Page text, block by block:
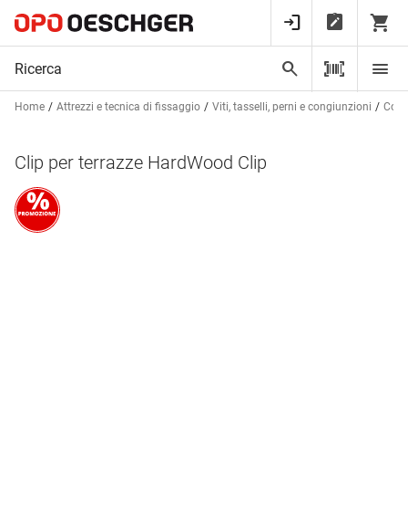
Home Attrezzi e tecnica di fissaggio Viti, tasselli, perni e congiunzioni
Clip per terrazze HardWood Clip